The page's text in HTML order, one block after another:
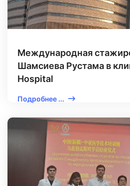
Международная
Шамсиева Рустама в
Hospital
Подробнее ...